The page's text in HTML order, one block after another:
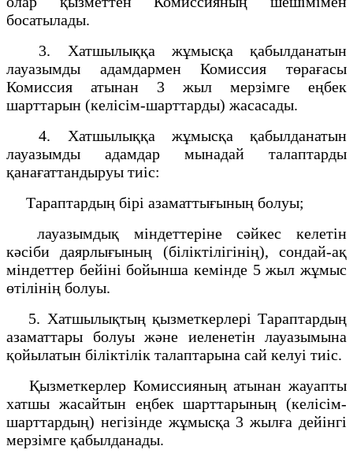
босатылады.
3. Хатшылыққа жұмысқа қабылданатын
лауазымды адамдармен Комиссия төрағасы
Комиссия атынан 3 жыл мерзімге еңбек
шарттарын (келісім-шарттарды) жасасады.
4. Хатшылыққа жұмысқа қабылданатын
лауазымды адамдар мынадай талаптарды
қанағаттандыруы тиіс:
Тараптардың бірі азаматтығының болуы;
лауазымдық міндеттеріне сәйкес келетін
кәсіби даярлығының (біліктілігінің), сондай-ақ
міндеттер бейіні бойынша кемінде 5 жыл жұмыс
өтілінің болуы.
5. Хатшылықтың қызметкерлері Тараптардың
азаматтары болуы және иеленетін лауазымына
қойылатын біліктілік талаптарына сай келуі тиіс.
Қызметкерлер Комиссияның атынан жауапты
хатшы жасайтын еңбек шарттарының (келісім-
шарттардың) негізінде жұмысқа 3 жылға дейінгі
мерзімге қабылданады.